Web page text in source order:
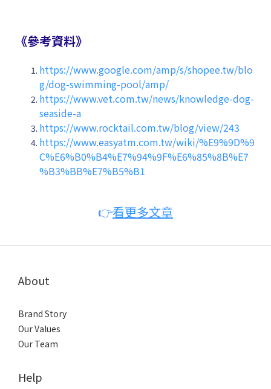
《參考資料》
https://www.google.com/amp/s/shopee.tw/blo
g/dog-swimming-pool/amp/
https://www.vet.com.tw/news/knowledge-dog-
seaside-a
https://www.rocktail.com.tw/blog/view/243
https://www.easyatm.com.tw/wiki/%E9%9D%9
C%E6%B0%B4%E7%94%9F%E6%85%8B%E7
%B3%BB%E7%B5%B1
👉看更多文章
About
Brand Story
Our Values
Our Team
Help